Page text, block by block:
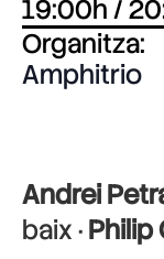
19:00h /
Organitza:
Amphitrio
Andrei
baix ·Philip